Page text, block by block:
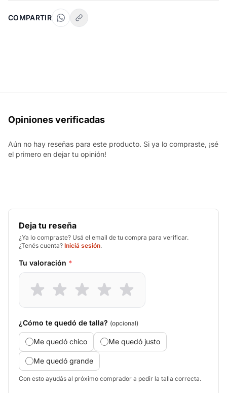
COMPARTIR
Opiniones verificadas
Aún no hay reseñas para este producto. Si ya lo compraste, ¡sé
el primero en dejar tu opinión!
Deja tu reseña
¿Ya lo compraste? Usá el email de tu compra para verificar.
¿Tenés cuenta? Iniciá sesión.
Tu valoración *
¿Cómo te quedó de talla? (opcional)
Me quedó chico Me quedó justo
Me quedó grande
Con esto ayudás al próximo comprador a pedir la talla correcta.